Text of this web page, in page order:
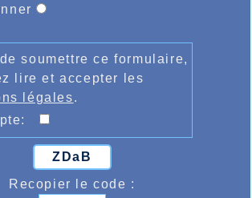
soumettre ce formulaire,
lire et accepter les
légales.
ZDaB
Recopier le code :